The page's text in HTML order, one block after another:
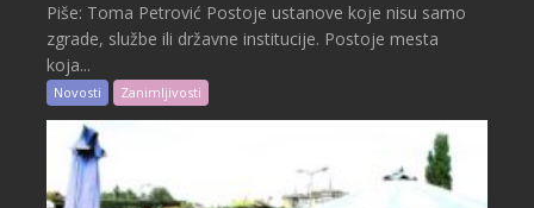
Piše: Toma Petrović Postoje ustanove koje nisu samo
zgrade, službe ili državne institucije. Postoje mesta
koja...
Novosti Zanimljivosti